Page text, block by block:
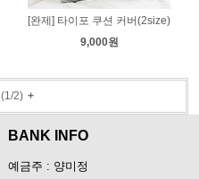
[완제] 타이포 쿠션 커버(2size)
9,000원
(1/2)+
BANK INFO
예금주 : 양미정